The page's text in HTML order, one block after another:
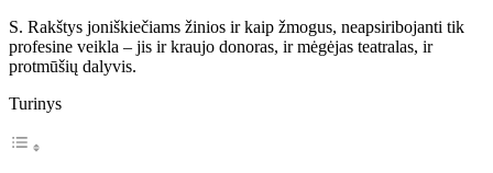
S. Rakštys joniškiečiams žinios ir kaip žmogus, neapsiribojanti tik
profesine veikla – jis ir kraujo donoras, ir mėgėjas teatralas, ir
protmūšių dalyvis.
Turinys